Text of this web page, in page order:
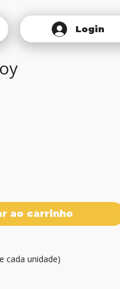
Login
ao carrinho
cada unidade)